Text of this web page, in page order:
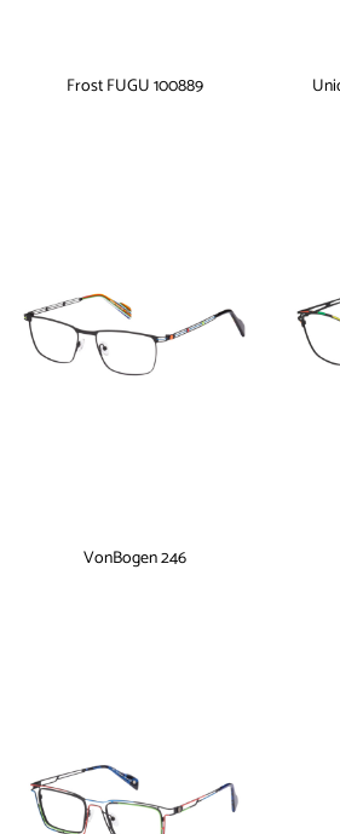
Frost FUGU 100889
VonBogen 246